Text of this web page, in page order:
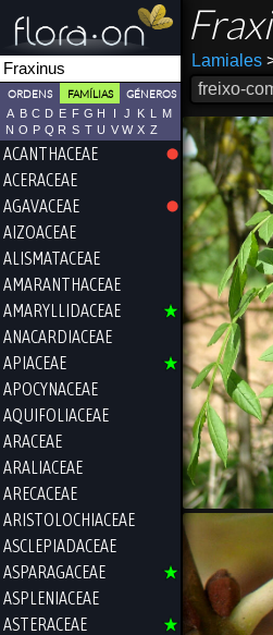
ORDENS FAMÍLIAS GÉNEROS
A B C D E F G H I J K L
M
N O P Q R S T U V W X Z
ACANTHACEAE
ACERACEAE
AGAVACEAE
AIZOACEAE
ALISMATACEAE
AMARANTHACEAE
AMARYLLIDACEAE
ANACARDIACEAE
APIACEAE
APOCYNACEAE
AQUIFOLIACEAE
ARACEAE
ARALIACEAE
ARECACEAE
ARISTOLOCHIACEAE
ASCLEPIADACEAE
ASPARAGACEAE
ASPLENIACEAE
ASTERACEAE
Lamiales
freixo-